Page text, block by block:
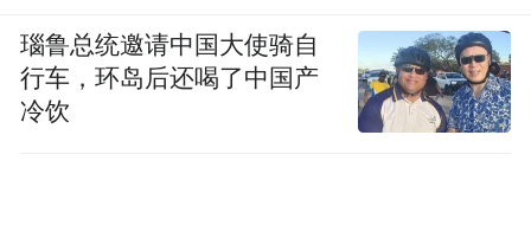
瑙鲁总统邀请中国大使骑自
行车，环岛后还喝了中国产
冷饮